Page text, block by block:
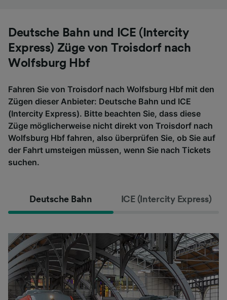
Deutsche Bahn und ICE (Intercity
Express) Züge von Troisdorf nach
Wolfsburg Hbf
Fahren Sie von Troisdorf nach Wolfsburg Hbf mit den
Zügen dieser Anbieter: Deutsche Bahn und ICE
(Intercity Express). Bitte beachten Sie, dass diese
Züge möglicherweise nicht direkt von Troisdorf nach
Wolfsburg Hbf fahren, also überprüfen Sie, ob Sie auf
der Fahrt umsteigen müssen, wenn Sie nach Tickets
suchen.
Deutsche Bahn ICE (Intercity Express)